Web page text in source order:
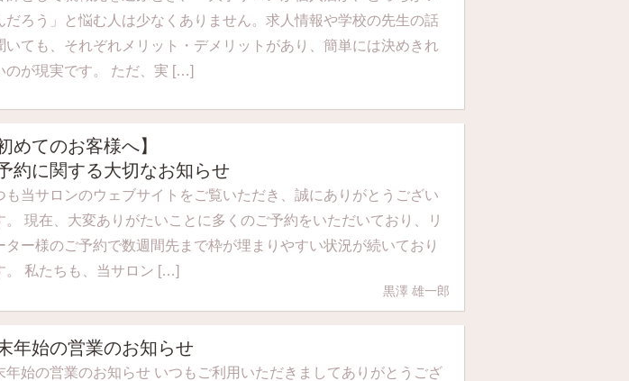
だろう」と悩む人は少なくありません。求人情報や学校の先生の話
いても、それぞれメリット・デメリットがあり、簡単には決めきれ
のが現実です。 ただ、実 […]
めてのお客様へ】
約に関する大切なお知らせ
も当サロンのウェブサイトをご覧いただき、誠にありがとうござい
。 現在、大変ありがたいことに多くのご予約をいただいており、リ
ター様のご予約で数週間先まで枠が埋まりやすい状況が続いており
。 私たちも、当サロン […]
黒澤 雄一郎
年始の営業のお知らせ
年始の営業のお知らせ いつもご利用いただきましてありがとうござ